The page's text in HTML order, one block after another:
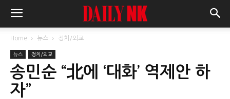
Home 뉴스 정치/외교
뉴스 정치/외교
송민순 “北에 ‘대화’ 역제안 하
자”